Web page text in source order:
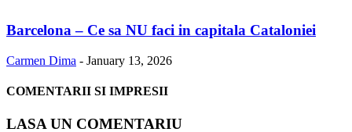
Barcelona – Ce sa NU faci in capitala Cataloniei
Carmen Dima - January 13, 2026
COMENTARII SI IMPRESII
LASA UN COMENTARIU